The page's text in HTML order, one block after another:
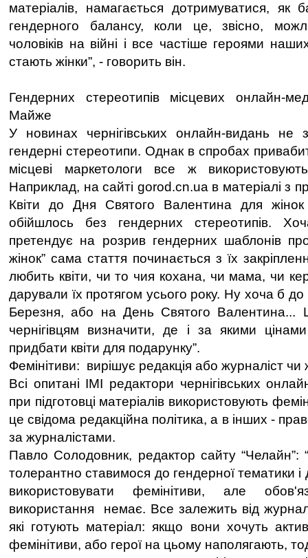
матеріалів, намагається дотримуватися, як
гендерного балансу, коли це, звісно,
чоловіків на війні і все частіше героями
стають жінки”, - говорить він.
Гендерних стереотипів місцевих онлайн-
Майже
У новинах чернігівських онлайн-видань не
гендерні стереотипи. Однак в спробах
місцеві маркетологи все ж
Наприклад, на сайті gorod.cn.ua в матеріалі з
Квіти до Дня Святого Валентина для
обійшлось без гендерних стереотипів.
претендує на розрив гендерних шаблонів
жінок” сама стаття починається з їх
любить квіти, чи то чия кохана, чи мама, чи
дарували їх протягом усього року. Ну хоча б
Березня, або на День Святого Валентина...
чернігівцям визначити, де і за якими
придбати квіти для подарунку”.
Фемінітиви: вирішує редакція або журналіст чи
Всі опитані ІМІ редактори чернігівських
при підготовці матеріалів використовують
це свідома редакційна політика, а в інших -
за журналістами.
Павло Солодовник, редактор сайту “Челайн”:
толерантно ставимося до гендерної тематики
використовувати фемінітиви, але
використання немає. Все залежить від
які готують матеріал: якщо вони хочуть
фемінітиви, або герої на цьому наполягають,